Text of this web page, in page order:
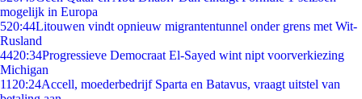
mogelijk in Europa
520:44Litouwen vindt opnieuw migrantentunnel onder grens met Wit-
Rusland
4420:34Progressieve Democraat El-Sayed wint nipt voorverkiezing
Michigan
11 20:24Accell, moederbedrijf Sparta en Batavus, vraagt uitstel van